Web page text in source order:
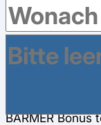
Sehhilfen
Zuschuss für
BARMER Bonus